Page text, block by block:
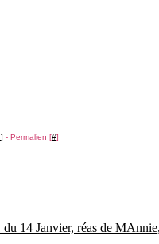
] - Permalien [#]